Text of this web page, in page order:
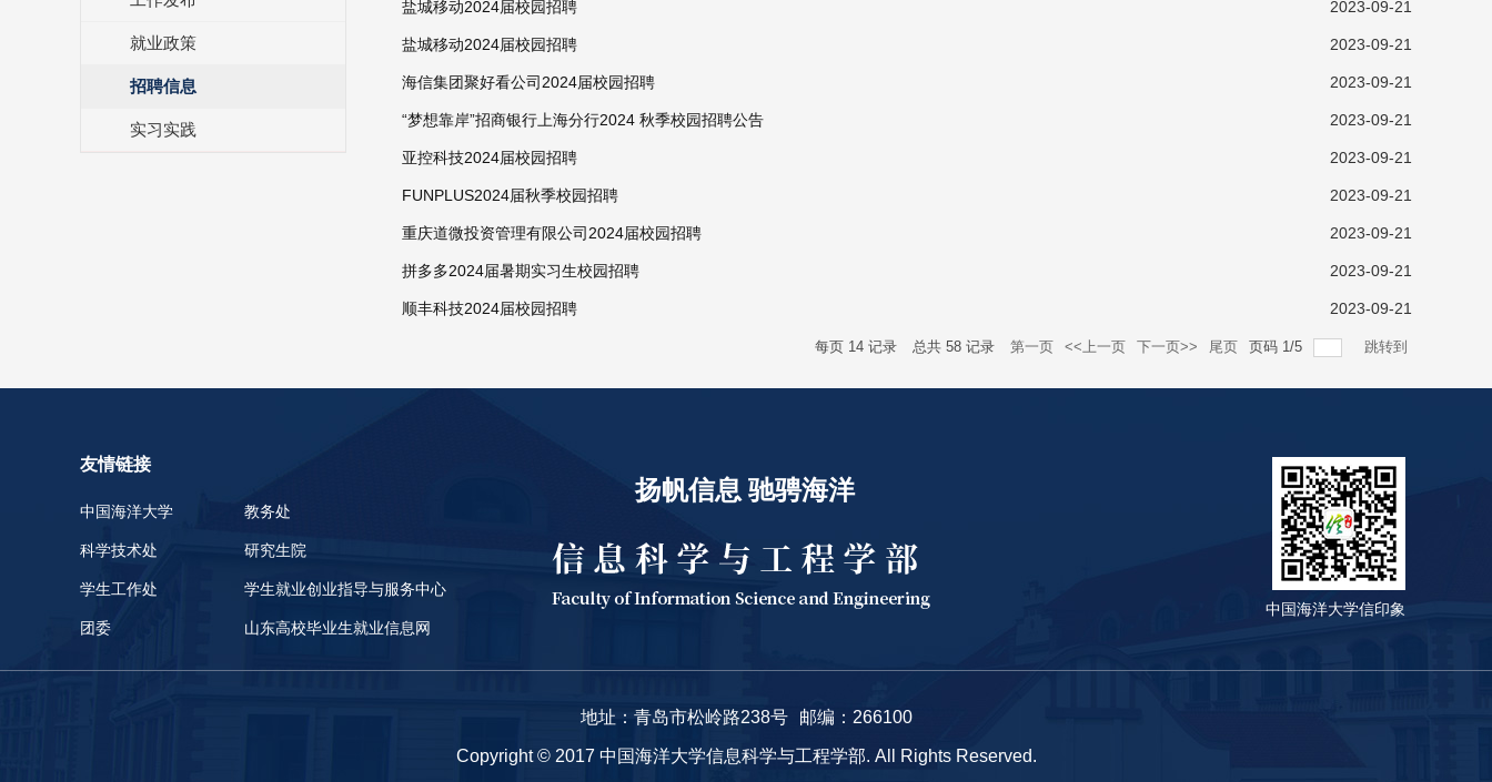
就业政策
招聘信息
实习实践
盐城移动2024届校园招聘 2023-09-21
盐城移动2024届校园招聘 2023-09-21
海信集团聚好看公司2024届校园招聘 2023-09-21
“梦想靠岸”招商银行上海分行2024 秋季校园招聘公告 2023-09-21
亚控科技2024届校园招聘 2023-09-21
FUNPLUS2024届秋季校园招聘 2023-09-21
重庆道微投资管理有限公司2024届校园招聘 2023-09-21
拼多多2024届暑期实习生校园招聘 2023-09-21
顺丰科技2024届校园招聘 2023-09-21
每页 14 记录 总共 58 记录 第一页 <<上一页 下一页>> 尾页 页码 1/5 跳转到
友情链接
中国海洋大学 教务处
科学技术处 研究生院
学生工作处 学生就业创业指导与服务中心
团委 山东高校毕业生就业信息网
扬帆信息 驰骋海洋
中国海洋大学信印象
地址：青岛市松岭路238号 邮编：266100
Copyright © 2017 中国海洋大学信息科学与工程学部. All Rights Reserved.